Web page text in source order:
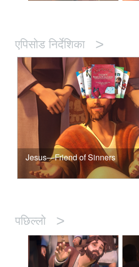
एपिसोड निर्देशिका >
Jesus—Friend of Sinners
पछिल्लो >